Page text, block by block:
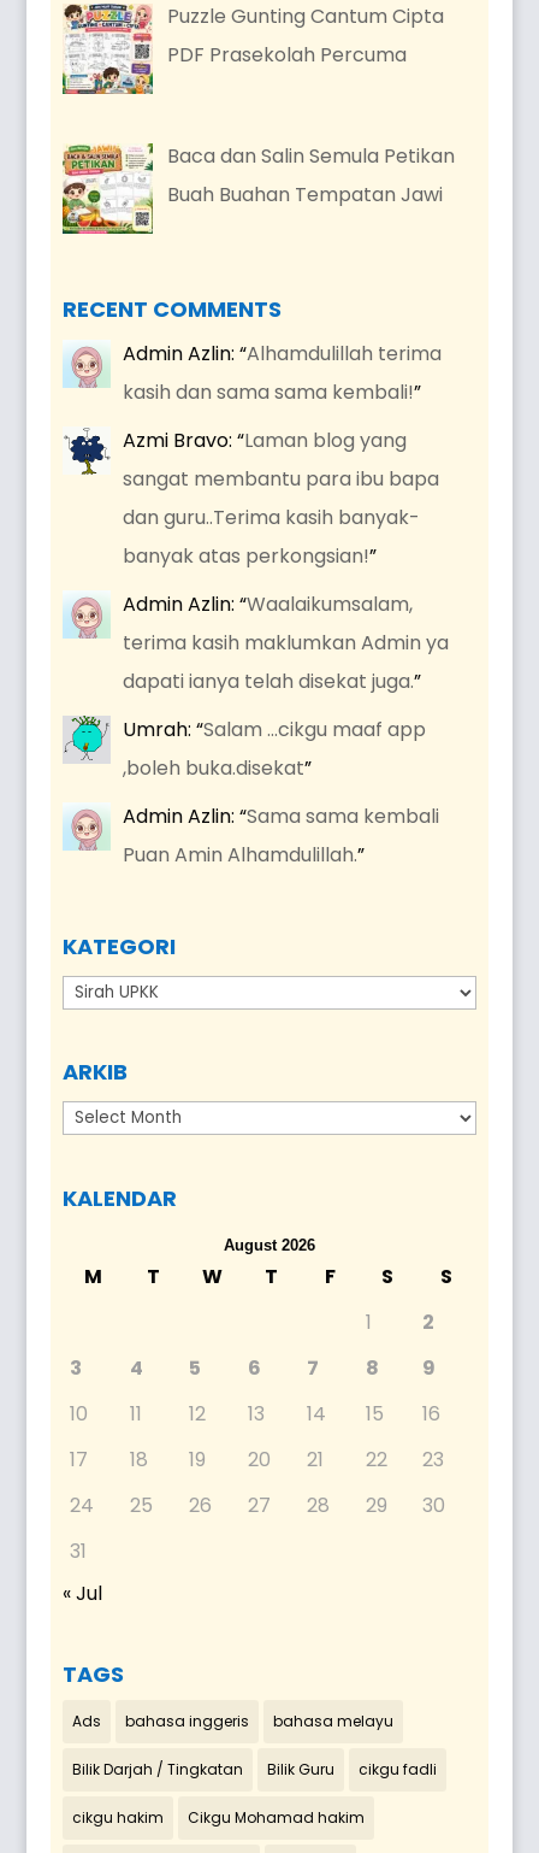
Puzzle Gunting Cantum Cipta
PDF Prasekolah Percuma
Baca dan Salin Semula Petikan
Buah Buahan Tempatan Jawi
RECENT COMMENTS
Admin Azlin: “Alhamdulillah terima
kasih dan sama sama kembali!”
Azmi Bravo: “Laman blog yang
sangat membantu para ibu bapa
dan guru..Terima kasih banyak-
banyak atas perkongsian!”
Admin Azlin: “Waalaikumsalam,
terima kasih maklumkan Admin ya
dapati ianya telah disekat juga.”
Umrah: “Salam …cikgu maaf app
,boleh buka.disekat”
Admin Azlin: “Sama sama kembali
Puan Amin Alhamdulillah.”
KATEGORI
Kategori
ARKIB
Arkib
KALENDAR
August 2026
M T W T F S
S
1
2
3
4 5 6 7 8
9
10
11 12 13 14 15
16
17
18 19 20 21 22
23
24
25 26 27 28 29
30
31
« Jul
TAGS
Ads bahasa inggeris bahasa melayu
Bilik Darjah / Tingkatan Bilik Guru cikgu fadli
cikgu hakim Cikgu Mohamad hakim